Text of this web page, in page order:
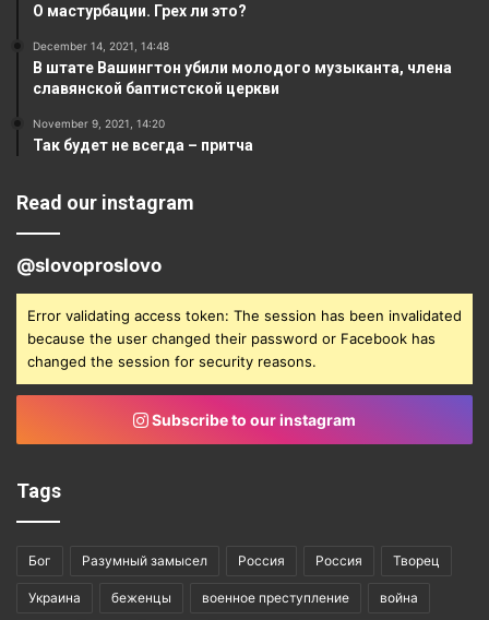
О мастурбации. Грех ли это?
December 14, 2021, 14:48
В штате Вашингтон убили молодого музыканта, члена
славянской баптистской церкви
November 9, 2021, 14:20
Так будет не всегда – притча
Read our instagram
@slovoproslovo
Error validating access token: The session has been invalidated
because the user changed their password or Facebook has
changed the session for security reasons.
Subscribe to our instagram
Tags
Бог Разумный замысел Россия Россия Творец
Украина беженцы военное преступление война